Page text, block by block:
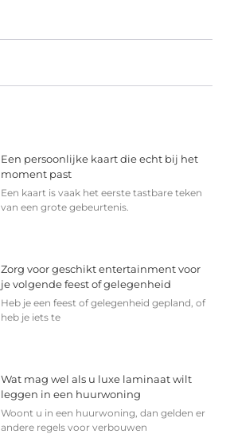
Een persoonlijke kaart die echt bij het
moment past
Een kaart is vaak het eerste tastbare teken
van een grote gebeurtenis.
Zorg voor geschikt entertainment voor
je volgende feest of gelegenheid
Heb je een feest of gelegenheid gepland, of
heb je iets te
Wat mag wel als u luxe laminaat wilt
leggen in een huurwoning
Woont u in een huurwoning, dan gelden er
andere regels voor verbouwen